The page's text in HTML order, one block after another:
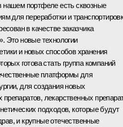
нашем портфеле есть сквозные
для переработки и
в качестве заказчика
Это новые технологии
и новых способов хранения
готова стать группа компаний
платформы для
для создания новых
препаратов, лекарственных
подходов, которые будут
и крупные отечественные